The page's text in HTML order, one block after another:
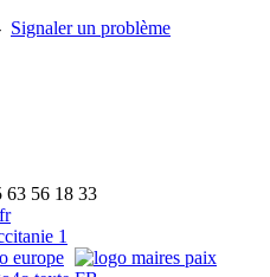
Signaler un problème
63 56 18 33